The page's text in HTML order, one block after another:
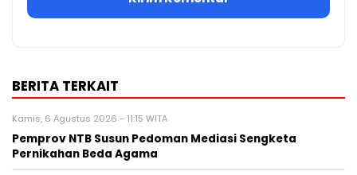
BERITA TERKAIT
Kamis, 6 Agustus 2026 - 11:15 WITA
Pemprov NTB Susun Pedoman Mediasi Sengketa
Pernikahan Beda Agama